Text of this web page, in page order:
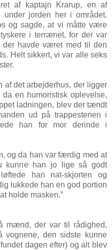
af kaptajn Krarup, en af
under jorden her i området.
og sagde, at vi måtte være
i terrænet, for der var
der havde været med til den
Helt sikkert, vi var alle seks
det arbejderhus, der ligger
en humoristisk oplevelse,
ladningen, blev der tændt
ud på trappestenen i
han for mor derinde i
og da han var færdig med at
kunne han jo lige så godt
han nat-skjorten og
lukkede han en god portion
holde masken.”
mænd, der var til rådighed,
vognene, den sidste kunne
dagen efter) og alt blev